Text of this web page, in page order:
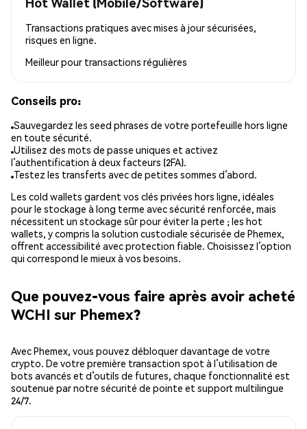
Transactions pratiques avec mises à jour sécurisées,
risques en ligne.
Meilleur pour transactions régulières
Conseils pro:
Sauvegardez les seed phrases de votre portefeuille hors ligne
en toute sécurité.
Utilisez des mots de passe uniques et activez
l’authentification à deux facteurs (2FA).
Testez les transferts avec de petites sommes d’abord.
Les cold wallets gardent vos clés privées hors ligne, idéales
pour le stockage à long terme avec sécurité renforcée, mais
nécessitent un stockage sûr pour éviter la perte ; les hot
wallets, y compris la solution custodiale sécurisée de Phemex,
offrent accessibilité avec protection fiable. Choisissez l’option
qui correspond le mieux à vos besoins.
Que pouvez-vous faire après avoir acheté
WCHI sur Phemex?
Avec Phemex, vous pouvez débloquer davantage de votre
crypto. De votre première transaction spot à l’utilisation de
bots avancés et d’outils de futures, chaque fonctionnalité est
soutenue par notre sécurité de pointe et support multilingue
24/7.